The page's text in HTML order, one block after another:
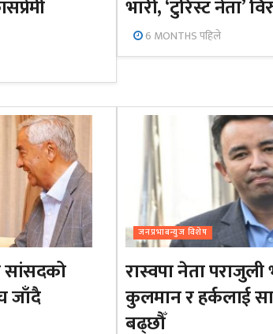
भारी, ‘टुरिस्ट नेता’
6 MONTHS पहिले
सांसदको
जाँदै
जनप्रभाबन्युज विशेष
रास्वपा नेता
कुलमान र हर्कलाई
बढ्छौँ